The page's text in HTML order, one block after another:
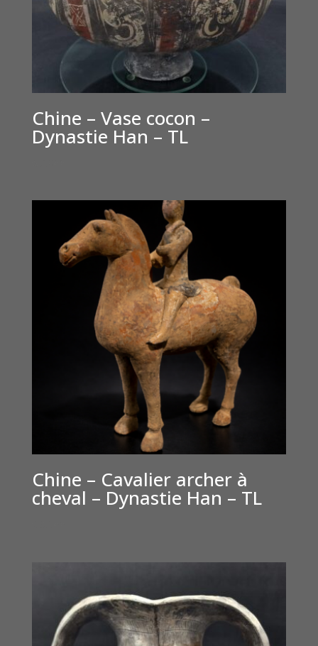
Chine – Vase cocon –
Dynastie Han – TL
Chine – Cavalier archer à
cheval – Dynastie Han – TL